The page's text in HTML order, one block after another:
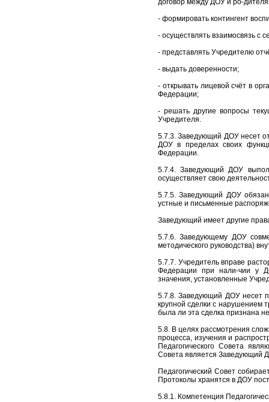
договор между ДОУ и ро-
- формировать контингент
- осуществлять взаимосвязь с
- представлять Учредителю
- выдать доверенности;
- открывать лицевой счёт в
Федерации;
- решать другие вопросы
Учредителя.
5.7.3. Заведующий ДОУ несет
ДОУ в пределах своих
Федерации.
5.7.4. Заведующий ДОУ
осуществляет свою
5.7.5. Заведующий ДОУ
устные и письменные
Заведующий имеет другие
5.7.6. Заведующему ДОУ
методического руководства)
5.7.7. Учредитель вправе
Федерации при нали-чии у
значения, установленные
5.7.8. Заведующий ДОУ несет
крупной сделки с нарушением
была ли эта сделка признана
5.8. В целях рассмотрения
процесса, изучения и
Педагогического Совета
Совета является Заведующий
Педагогический Совет
Протоколы хранятся в ДОУ
5.8.1. Компетенция